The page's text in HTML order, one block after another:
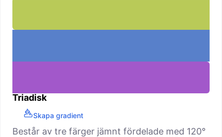
Triadisk
Skapa gradient
Består av tre färger jämnt fördelade med 120°